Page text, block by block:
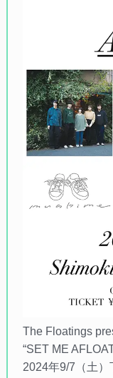
The Floatings
“SET ME
2024年9/7（土